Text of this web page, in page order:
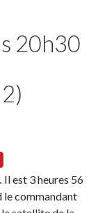
20h30
Il est 3 heures 56
le commandant